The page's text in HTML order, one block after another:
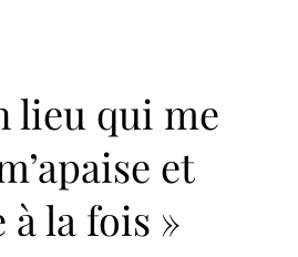
lieu qui me
et
à la fois »